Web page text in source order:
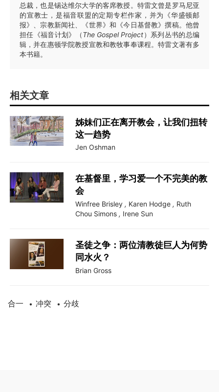
总裁，也是锡达维尔大学的客席教授。特雷文曾是罗马尼亚
的宣教士，是福音联盟的定期专栏作家，并为《华盛顿邮
报》、宗教新闻社、《世界》和《今日基督教》撰稿。他曾
担任《福音计划》（The Gospel Project）系列丛书的总编
辑，并在惠顿学院教授宣教和教牧事奉课程。特雷文著有多
本书籍。
相关文章
姊妹们正在离开教会，让我们扭转
这一趋势
Jen Oshman
在基督里，学习爱一个不完美的教
会
Winfree Brisley , Karen Hodge , Ruth
Chou Simons , Irene Sun
圣徒之争：两位清教徒巨人为何势
同水火？
Brian Gross
合一 • 冲突 • 分歧